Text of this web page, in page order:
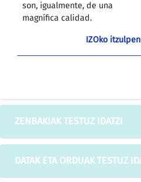
son, igualmente, de una
magnífica calidad.
IZOko
ZENBAKIAK TESTUZ IDATZI
DATAK ETA ORDUAK TESTUZ